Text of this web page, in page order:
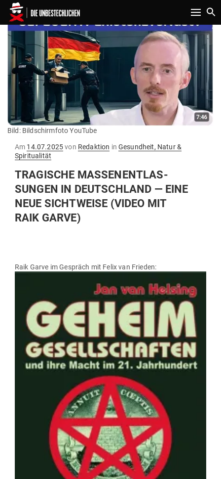
Toggle
Bild: Bildschirmfoto YouTube
Am Gepostet
am
14.07.2025von Redaktion in Gesundheit, Natur &
Spiritualität
TRA­GISCHE MAS­SEN­ENT­LAS­
SUNGEN IN DEUTSCHLAND — EINE
NEUE SICHT­WEISE (VIDEO MIT
RAIK GARVE)
Raik Garve im Gespräch mit Felix van Frieden: